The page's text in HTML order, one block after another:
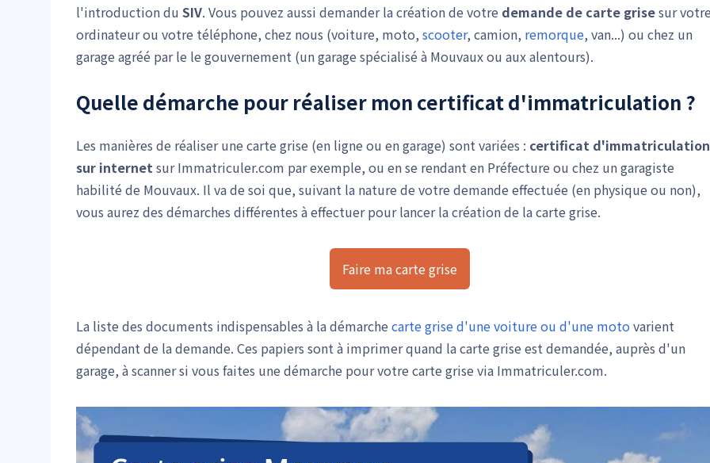
l'introduction du SIV. Vous pouvez aussi demander la création de votre demande de carte grisesur votre
ordinateur ou votre téléphone, chez nous (voiture, moto, scooter, camion, remorque, van...) ou chez un
garage agréé par le le gouvernement (un garage spécialisé à Mouvaux ou aux alentours).
Quelle démarche pour réaliser mon certificat d'immatriculation ?
Les manières de réaliser une carte grise (en ligne ou en garage) sont variées : certificat d'immatriculation
sur internetsur Immatriculer.com par exemple, ou en se rendant en Préfecture ou chez un garagiste
habilité de Mouvaux. Il va de soi que, suivant la nature de votre demande effectuée (en physique ou non),
vous aurez des démarches différentes à effectuer pour lancer la création de la carte grise.
Faire ma carte grise
La liste des documents indispensables à la démarche carte grise d'une voitureou d'une motovarient
dépendant de la demande. Ces papiers sont à imprimer quand la carte grise est demandée, auprès d'un
garage, à scanner si vous faites une démarche pour votre carte grise via Immatriculer.com.